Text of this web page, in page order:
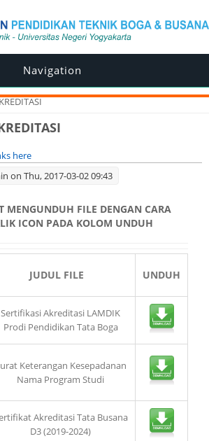
Navigation
here
on Thu, 2017-03-02 09:43
MENGUNDUH FILE DENGAN CARA
ICON PADA KOLOM UNDUH
JUDUL FILE UNDUH
Sertifikasi Akreditasi LAMDIK
Prodi Pendidikan Tata Boga
Keterangan Kesepadanan
Nama Program Studi
Akreditasi Tata Busana
D3 (2019-2024)